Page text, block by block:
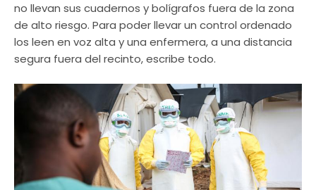
no llevan sus cuadernos y bolígrafos fuera de la zona
de alto riesgo. Para poder llevar un control ordenado
los leen en voz alta y una enfermera, a una distancia
segura fuera del recinto, escribe todo.